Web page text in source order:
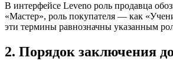
В интерфейсе Leveno роль продавца
«Мастер», роль покупателя — как
эти термины равнозначны указанным
2. Порядок заключения